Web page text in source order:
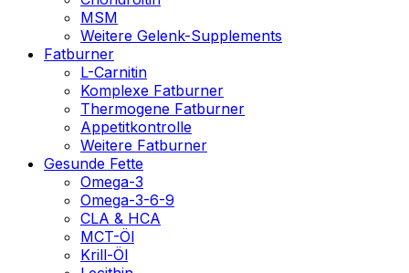
MSM
Weitere Gelenk-Supplements
Fatburner
L-Carnitin
Komplexe Fatburner
Thermogene Fatburner
Appetitkontrolle
Weitere Fatburner
Gesunde Fette
Omega-3
Omega-3-6-9
CLA & HCA
MCT-Öl
Krill-Öl